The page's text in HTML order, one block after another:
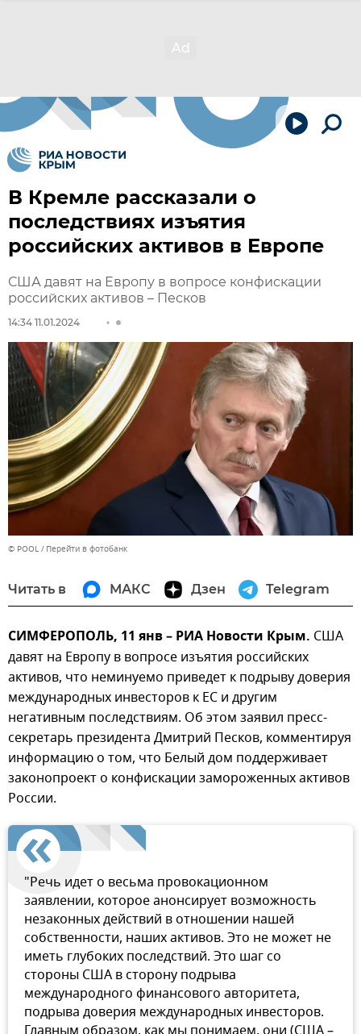
В Кремле рассказали о
последствиях изъятия
российских активов в Европе
США давят на Европу в вопросе конфискации
российских активов – Песков
14:34 11.01.2024
© POOL Перейти в фотобанк
Читать в МАКС Дзен Telegram
СИМФЕРОПОЛЬ, 11 янв – РИА Новости Крым. США
давят на Европу в вопросе изъятия российских
активов, что неминуемо приведет к подрыву доверия
международных инвесторов к ЕС и другим
негативным последствиям. Об этом заявил пресс-
секретарь президента Дмитрий Песков, комментируя
информацию о том, что Белый дом поддерживает
законопроект о конфискации замороженных активов
России.
"Речь идет о весьма провокационном
заявлении, которое анонсирует возможность
незаконных действий в отношении нашей
собственности, наших активов. Это не может не
иметь глубоких последствий. Это шаг со
стороны США в сторону подрыва
международного финансового авторитета,
подрыва доверия международных инвесторов.